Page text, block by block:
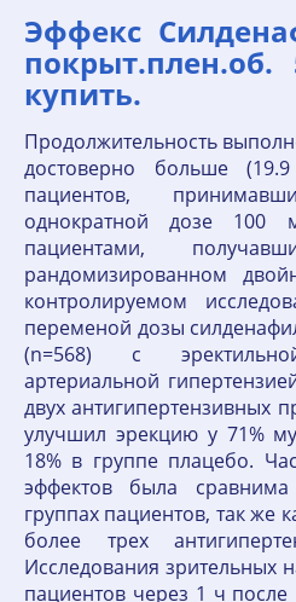
Эффекс
купить.
Продолжительность
достоверно больше
пациентов,
однократной дозе
пациентами,
рандомизированном
контролируемом
переменой дозы
(n=568) с
артериальной
двух антигипертензивных
улучшил эрекцию у 71%
18% в группе плацебо.
эффектов была
группах пациентов, так же
более трех
Исследования зрительных
пациентов через 1 ч